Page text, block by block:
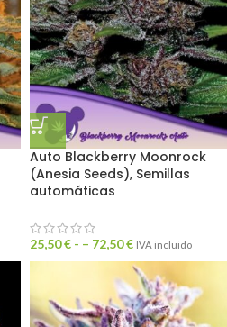
Auto Blackberry Moonrock
(Anesia Seeds), Semillas
automáticas
25,50€ - – 72,50€ IVA incluido